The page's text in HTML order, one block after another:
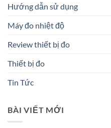
Hướng dẫn sử dụng
Máy đo nhiệt độ
Review thiết bị đo
Thiết bị đo
Tin Tức
BÀI VIẾT MỚI